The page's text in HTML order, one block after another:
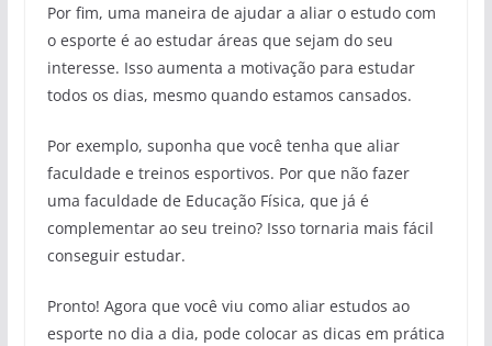
Por fim, uma maneira de ajudar a aliar o estudo com
o esporte é ao estudar áreas que sejam do seu
interesse. Isso aumenta a motivação para estudar
todos os dias, mesmo quando estamos cansados.
Por exemplo, suponha que você tenha que aliar
faculdade e treinos esportivos. Por que não fazer
uma faculdade de Educação Física, que já é
complementar ao seu treino? Isso tornaria mais fácil
conseguir estudar.
Pronto! Agora que você viu como aliar estudos ao
esporte no dia a dia, pode colocar as dicas em prática